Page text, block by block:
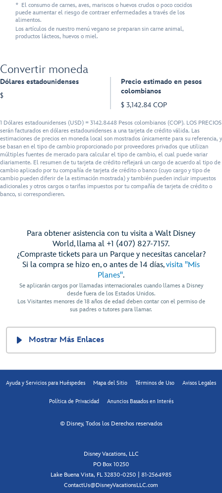
* El consumo de carnes, aves, mariscos o huevos crudos o poco cocidos
puede aumentar el riesgo de contraer enfermedades a través de los
alimentos.
Los artículos de nuestro menú vegano se preparan sin carne animal,
productos lácteos, huevos o miel.
Convertir moneda
Dólares estadounidenses
$
Precio estimado en pesos
colombianos
$ 3,142.84 COP
1 Dólares estadounidenses (USD) = 3142.8448 Pesos colombianos (COP). LOS PRECIOS
serán facturados en dólares estadounidenses a una tarjeta de crédito válida. Las
estimaciones de precios en moneda local son mostrados únicamente para su referencia, y
se basan en el tipo de cambio proporcionado por proveedores privados que utilizan
múltiples fuentes de mercado para calcular el tipo de cambio, el cual puede variar
diariamente. El resumen de tu tarjeta de crédito reflejará un cargo de acuerdo al tipo de
cambio aplicado por tu compañía de tarjeta de crédito o banco (cuyo cargo y tipo de
cambio pueden diferir de la estimación mostrada) y también pueden incluir impuestos
adicionales y otros cargos o tarifas impuestos por tu compañía de tarjeta de crédito o
banco, si correspondieren.
Para obtener asistencia con tu visita a Walt Disney
World, llama al +1 (407) 827-7157.
¿Compraste tickets para un Parque y necesitas cancelar?
Si la compra se hizo en, o antes de 14 días,visita "Mis
Planes".
Se aplicarán cargos por llamadas internacionales cuando llames a Disney
desde fuera de los Estados Unidos.
Los Visitantes menores de 18 años de edad deben contar con el permiso de
sus padres o tutores para llamar.
Mostrar Más Enlaces
Ayuda y Servicios para Huéspedes Mapa del Sitio Términos de Uso Avisos Legales
Política de Privacidad Anuncios Basados en Interés
© Disney, Todos los Derechos reservados
Disney Vacations, LLC
PO Box 10250
Lake Buena Vista, FL 32830-0250 | 81-2564985
ContactUs@DisneyVacationsLLC.com